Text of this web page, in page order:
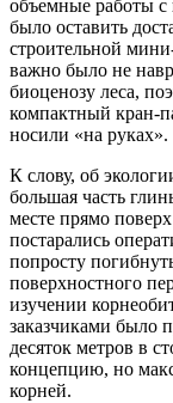
объемные работы
было оставить
строительной
важно было не
биоценозу леса,
компактный кран-
носили «на руках».
К слову, об
большая часть
месте прямо
постарались
попросту
поверхностного
изучении
заказчиками было
десяток метров в
концепцию, но
корней.